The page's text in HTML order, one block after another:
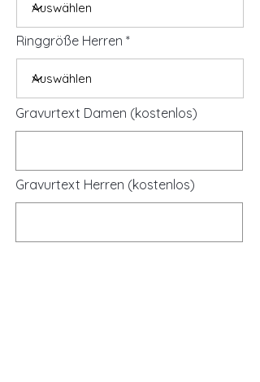
Ringgröße Herren
Gravurtext Damen (kostenlos)
Gravurtext Herren (kostenlos)